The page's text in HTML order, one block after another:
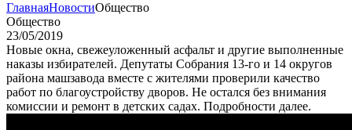
ГлавнаяНовостиОбщество
Общество
23/05/2019
Новые окна, свежеуложенный асфальт и другие выполненные
наказы избирателей. Депутаты Собрания 13-го и 14 округов
района машзавода вместе с жителями проверили качество
работ по благоустройству дворов. Не остался без внимания
комиссии и ремонт в детских садах. Подробности далее.